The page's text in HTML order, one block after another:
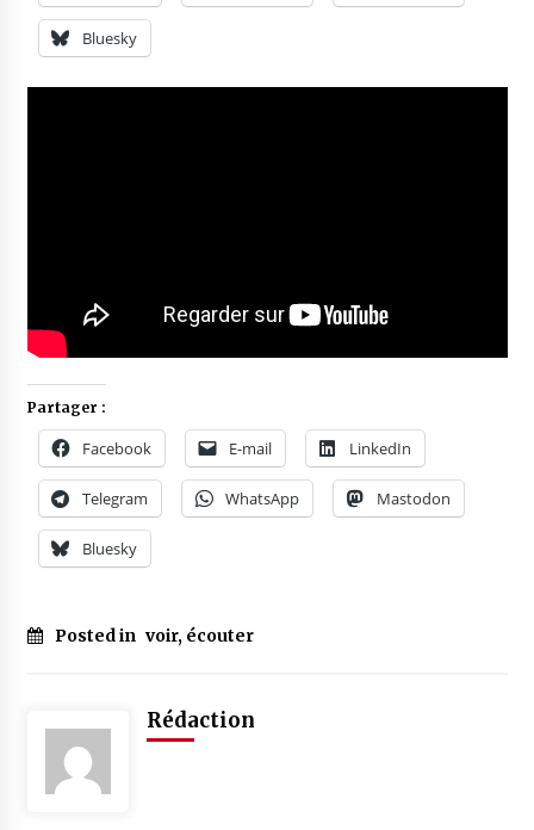
Bluesky
Partager :
Facebook E-mail LinkedIn
Telegram WhatsApp Mastodon
Bluesky
Posted in voir, écouter
Rédaction